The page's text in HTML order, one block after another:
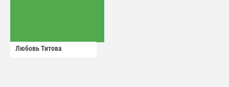
Любовь Титова